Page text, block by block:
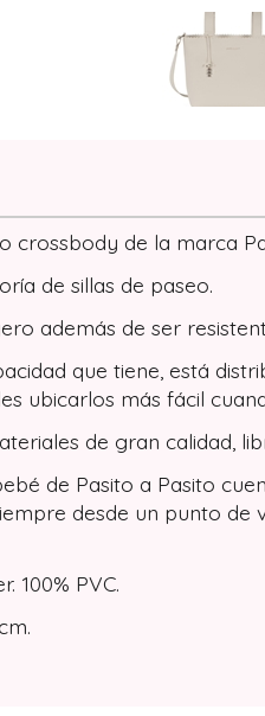
crossbody de la marca
de sillas de paseo.
además de ser
que tiene, está
ubicarlos más fácil
de gran calidad,
de Pasito a Pasito
desde un punto
100% PVC.